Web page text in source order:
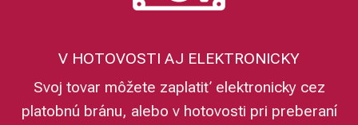
V HOTOVOSTI AJ ELEKTRONICKY
Svoj tovar môžete zaplatiť elektronicky cez
platobnú bránu, alebo v hotovosti pri preberaní